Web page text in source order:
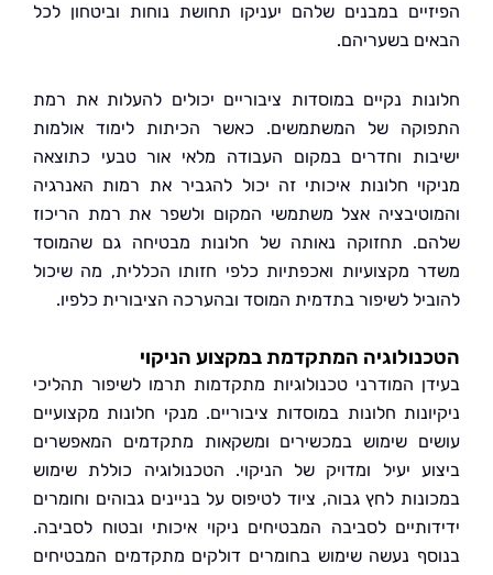
במבנים שלהם יעניקו תחושת נוחות וביטחון לכל
בשעריהם.
נקיים במוסדות ציבוריים יכולים להעלות את רמת
של המשתמשים. כאשר הכיתות לימוד אולמות
וחדרים במקום העבודה מלאי אור טבעי כתוצאה
חלונות איכותי זה יכול להגביר את רמות האנרגיה
אצל משתמשי המקום ולשפר את רמת הריכוז
תחזוקה נאותה של חלונות מבטיחה גם שהמוסד
מקצועיות ואכפתיות כלפי חזותו הכללית, מה שיכול
לשיפור בתדמית המוסד ובהערכה הציבורית כלפיו.
המתקדמת במקצוע הניקוי
המודרני טכנולוגיות מתקדמות תרמו לשיפור תהליכי
חלונות במוסדות ציבוריים. מנקי חלונות מקצועיים
שימוש במכשירים ומשקאות מתקדמים המאפשרים
יעיל ומדויק של הניקוי. הטכנולוגיה כוללת שימוש
לחץ גבוה, ציוד לטיפוס על בניינים גבוהים וחומרים
לסביבה המבטיחים ניקוי איכותי ובטוח לסביבה.
נעשה שימוש בחומרים דולקים מתקדמים המבטיחים